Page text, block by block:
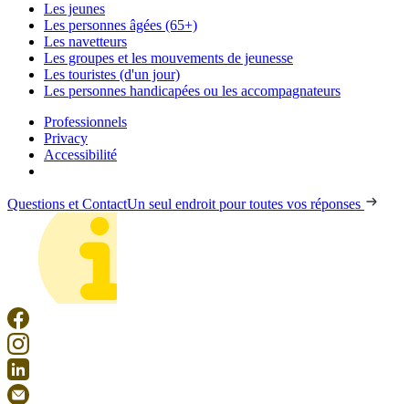
Les jeunes
Les personnes âgées (65+)
Les navetteurs
Les groupes et les mouvements de jeunesse
Les touristes (d'un jour)
Les personnes handicapées ou les accompagnateurs
Professionnels
Privacy
Accessibilité
Questions et ContactUn seul endroit pour toutes vos réponses